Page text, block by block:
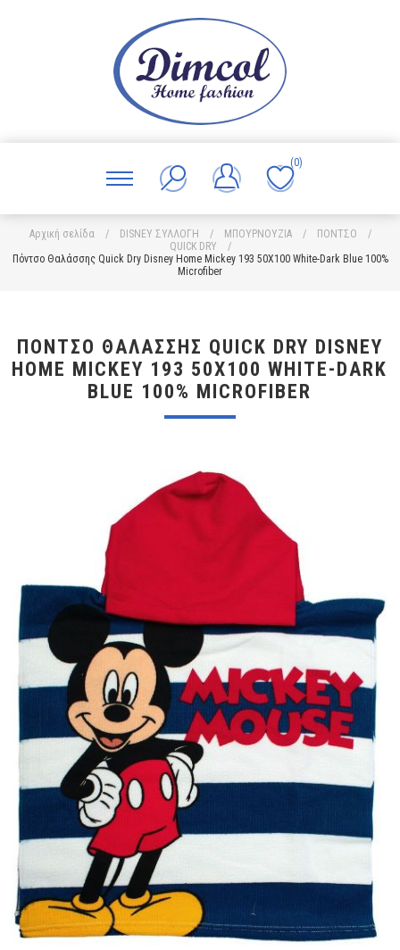
(0)
Αρχική σελίδα / DISNEY ΣΥΛΛΟΓΗ / ΜΠΟΥΡΝΟΥΖΙΑ / ΠΟΝΤΣΟ
/
QUICK DRY
/
Πόντσο Θαλάσσης Quick Dry Disney Home Mickey 193 50X100 White-Dark Blue 100%
Microfiber
ΠΌΝΤΣΟ ΘΑΛΆΣΣΗΣ QUICK DRY DISNEY
HOME MICKEY 193 50X100 WHITE-DARK
BLUE 100% MICROFIBER